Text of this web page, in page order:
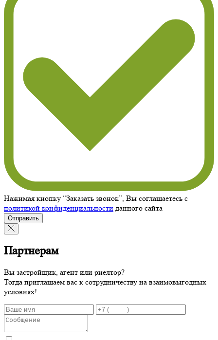
Нажимая кнопку “Заказать звонок”, Вы соглашаетесь с
политикой конфиденциальности данного сайта
Отправить
Партнерам
Вы застройщик, агент или риелтор?
Тогда приглашаем вас к сотрудничеству на взаимовыгодных
условиях!